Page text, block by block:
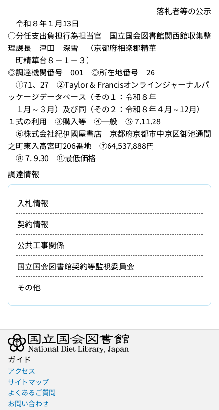
落札者等の公示
令和８年１月13日
○分任支出負担行為担当官　国立国会図書館関西館収集整
理課長　津田　深雪　（京都府相楽郡精華
町精華台８－１－３）
◎調達機関番号　001　◎所在地番号　26
①71、27　②Taylor & Francisオンラインジャーナルパ
ッケージデータベース（その１：令和８年
１月～３月）及び同（その２：令和８年４月～12月）
１式の利用　③購入等　④一般　⑤ 7.11.28
⑥株式会社紀伊國屋書店　京都府京都市中京区御池通間
之町東入高宮町206番地　⑦64,537,888円
調達情報
入札情報
契約情報
公共工事関係
国立国会図書館契約等監視委員会
その他
ガイド
アクセス
サイトマップ
よくあるご質問
お問い合わせ